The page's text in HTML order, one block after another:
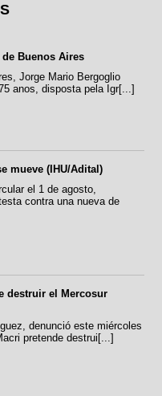
Buenos Aires
Jorge Mario Bergoglio
anos, disposta pela Igr[...]
mueve (IHU/Adital)
el 1 de agosto,
contra una nueva de
destruir el Mercosur
denunció este miércoles
pretende destrui[...]